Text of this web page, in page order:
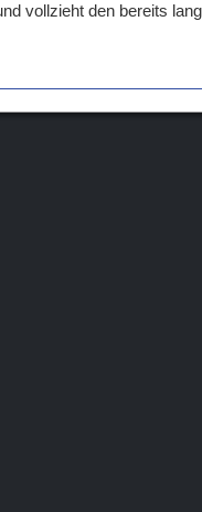
vollzieht den bereits